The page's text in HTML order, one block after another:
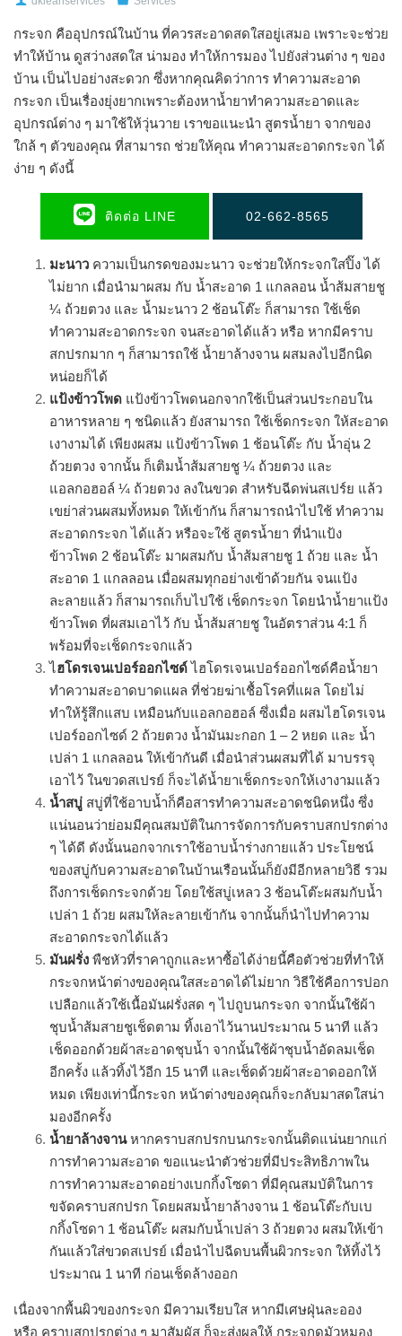
กระจก คืออุปกรณ์ในบ้าน ที่ควรสะอาดสดใสอยู่เสมอ เพราะจะช่วย
ทำให้บ้าน ดูสว่างสดใส น่ามอง ทำให้การมอง ไปยังส่วนต่าง ๆ ของ
บ้าน เป็นไปอย่างสะดวก ซึ่งหากคุณคิดว่าการ ทำความสะอาด
กระจก เป็นเรื่องยุ่งยากเพราะต้องหาน้ำยาทำความสะอาดและ
อุปกรณ์ต่าง ๆ มาใช้ให้วุ่นวาย เราขอแนะนำ สูตรน้ำยา จากของ
ใกล้ ๆ ตัวของคุณ ที่สามารถ ช่วยให้คุณ ทำความสะอาดกระจก ได้
ง่าย ๆ ดังนี้
ติดต่อ LINE 02-662-8565
มะนาว ความเป็นกรดของมะนาว จะช่วยให้กระจกใสปิ๊ง ได้
ไม่ยาก เมื่อนำมาผสม กับ น้ำสะอาด 1 แกลลอน น้ำส้มสายชู
¼ ถ้วยตวง และ น้ำมะนาว 2 ช้อนโต๊ะ ก็สามารถ ใช้เช็ด
ทำความสะอาดกระจก จนสะอาดได้แล้ว หรือ หากมีคราบ
สกปรกมาก ๆ ก็สามารถใช้ น้ำยาล้างจาน ผสมลงไปอีกนิด
หน่อยก็ได้
แป้งข้าวโพด แป้งข้าวโพดนอกจากใช้เป็นส่วนประกอบใน
อาหารหลาย ๆ ชนิดแล้ว ยังสามารถ ใช้เช็ดกระจก ให้สะอาด
เงางามได้ เพียงผสม แป้งข้าวโพด 1 ช้อนโต๊ะ กับ น้ำอุ่น 2
ถ้วยตวง จากนั้น ก็เติมน้ำส้มสายชู ¼ ถ้วยตวง และ
แอลกอฮอล์ ¼ ถ้วยตวง ลงในขวด สำหรับฉีดพ่นสเปร์ย แล้ว
เขย่าส่วนผสมทั้งหมด ให้เข้ากัน ก็สามารถนำไปใช้ ทำความ
สะอาดกระจก ได้แล้ว หรือจะใช้ สูตรน้ำยา ที่นำแป้ง
ข้าวโพด 2 ช้อนโต๊ะ มาผสมกับ น้ำส้มสายชู 1 ถ้วย และ น้ำ
สะอาด 1 แกลลอน เมื่อผสมทุกอย่างเข้าด้วยกัน จนแป้ง
ละลายแล้ว ก็สามารถเก็บไปใช้ เช็ดกระจก โดยนำน้ำยาแป้ง
ข้าวโพด ที่ผสมเอาไว้ กับ น้ำส้มสายชู ในอัตราส่วน 4:1 ก็
พร้อมที่จะเช็ดกระจกแล้ว
ไฮโดรเจนเปอร์ออกไซด์ไฮโดรเจนเปอร์ออกไซด์คือน้ำยา
ทำความสะอาดบาดแผล ที่ช่วยฆ่าเชื้อโรคที่แผล โดยไม่
ทำให้รู้สึกแสบ เหมือนกับแอลกอฮอล์ ซึ่งเมื่อ ผสมไฮโดรเจน
เปอร์ออกไซด์ 2 ถ้วยตวง น้ำมันมะกอก 1 – 2 หยด และ น้ำ
เปล่า 1 แกลลอน ให้เข้ากันดี เมื่อนำส่วนผสมที่ได้ มาบรรจุ
เอาไว้ ในขวดสเปรย์ ก็จะได้น้ำยาเช็ดกระจกให้เงางามแล้ว
น้ำสบู่ สบู่ที่ใช้อาบน้ำก็คือสารทำความสะอาดชนิดหนึ่ง ซึ่ง
แน่นอนว่าย่อมมีคุณสมบัติในการจัดการกับคราบสกปรกต่าง
ๆ ได้ดี ดังนั้นนอกจากเราใช้อาบน้ำร่างกายแล้ว ประโยชน์
ของสบู่กับความสะอาดในบ้านเรือนนั้นก็ยังมีอีกหลายวิธี รวม
ถึงการเช็ดกระจกด้วย โดยใช้สบู่เหลว 3 ช้อนโต๊ะผสมกับน้ำ
เปล่า 1 ถ้วย ผสมให้ละลายเข้ากัน จากนั้นก็นำไปทำความ
สะอาดกระจกได้แล้ว
มันฝรั่ง พืชหัวที่ราคาถูกและหาซื้อได้ง่ายนี้คือตัวช่วยที่ทำให้
กระจกหน้าต่างของคุณใสสะอาดได้ไม่ยาก วิธีใช้คือการปอก
เปลือกแล้วใช้เนื้อมันฝรั่งสด ๆ ไปถูบนกระจก จากนั้นใช้ผ้า
ชุบน้ำส้มสายชูเช็ดตาม ทิ้งเอาไว้นานประมาณ 5 นาที แล้ว
เช็ดออกด้วยผ้าสะอาดชุบน้ำ จากนั้นใช้ผ้าชุบน้ำอัดลมเช็ด
อีกครั้ง แล้วทิ้งไว้อีก 15 นาที และเช็ดด้วยผ้าสะอาดออกให้
หมด เพียงเท่านี้กระจก หน้าต่างของคุณก็จะกลับมาสดใสน่า
มองอีกครั้ง
น้ำยาล้างจานหากคราบสกปรกบนกระจกนั้นติดแน่นยากแก่
การทำความสะอาด ขอแนะนำตัวช่วยที่มีประสิทธิภาพใน
การทำความสะอาดอย่างเบกกิ้งโซดา ที่มีคุณสมบัติในการ
ขจัดคราบสกปรก โดยผสมน้ำยาล้างจาน 1 ช้อนโต๊ะกับเบ
กกิ้งโซดา 1 ช้อนโต๊ะ ผสมกับน้ำเปล่า 3 ถ้วยตวง ผสมให้เข้า
กันแล้วใส่ขวดสเปรย์ เมื่อนำไปฉีดบนพื้นผิวกระจก ให้ทิ้งไว้
ประมาณ 1 นาที ก่อนเช็ดล้างออก
เนื่องจากพื้นผิวของกระจก มีความเรียบใส หากมีเศษฝุ่นละออง
หรือ คราบสกปรกต่าง ๆ มาสัมผัส ก็จะส่งผลให้ กระจกดูมัวหมอง